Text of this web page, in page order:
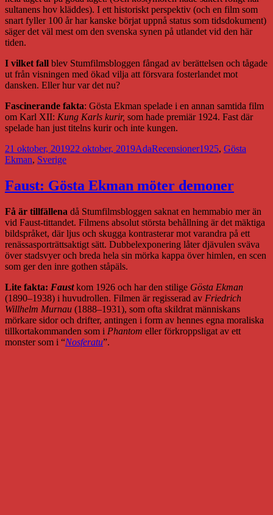
sultanens hov kläddes). I ett historiskt perspektiv (och en film som
snart fyller 100 år har kanske börjat uppnå status som tidsdokument)
säger det väl mest om den svenska synen på utlandet vid den här
tiden.
I vilket fall blev Stumfilmsbloggen fångad av berättelsen och tågade
ut från visningen med ökad vilja att försvara fosterlandet mot
dansken. Eller hur var det nu?
Fascinerande fakta: Gösta Ekman spelade i en annan samtida film
om Karl XII: Kung Karls kurir, som hade premiär 1924. Fast där
spelade han just titelns kurir och inte kungen.
Postat
21 oktober, 201922 oktober, 2019Författare
AdaKategorier
RecensionerTaggar
1925, Gösta
Ekman, Sverige
Faust: Gösta Ekman möter demoner
Få är tillfällena då Stumfilmsbloggen saknat en hemmabio mer än
vid Faust-tittandet. Filmens absolut största behållning är det mäktiga
bildspråket, där ljus och skugga kontrasterar mot varandra på ett
renässasporträttsaktigt sätt. Dubbelexponering låter djävulen sväva
över stadsvyer och breda hela sin mörka kappa över himlen, en scen
som ger den inre gothen ståpäls.
Lite fakta: Faustkom 1926 och har den stilige Gösta Ekman
(1890–1938) i huvudrollen. Filmen är regisserad av Friedrich
Willhelm Murnau (1888–1931), som ofta skildrat människans
mörkare sidor och drifter, antingen i form av hennes egna moraliska
tillkortakommanden som i Phantom eller förkroppsligat av ett
monster som i “Nosferatu”.